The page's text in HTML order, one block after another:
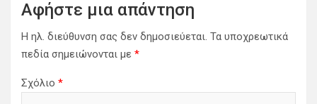
Αφήστε μια απάντηση
Η ηλ. διεύθυνση σας δεν δημοσιεύεται. Τα υποχρεωτικά
πεδία σημειώνονται με *
Σχόλιο *